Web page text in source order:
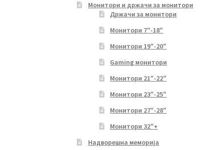
Монитори и држачи за монитори
Држачи за монитори
Монитори 7″-18″
Монитори 19″-20″
Gaming монитори
Монитори 21″-22″
Монитори 23″-25″
Монитори 27″-28″
Монитори 32″+
Надворешна меморија